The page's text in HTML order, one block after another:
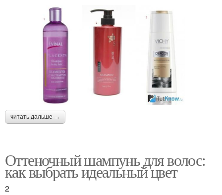
читать дальше →
Оттеночный шампунь для волос:
как выбрать идеальный цвет
2